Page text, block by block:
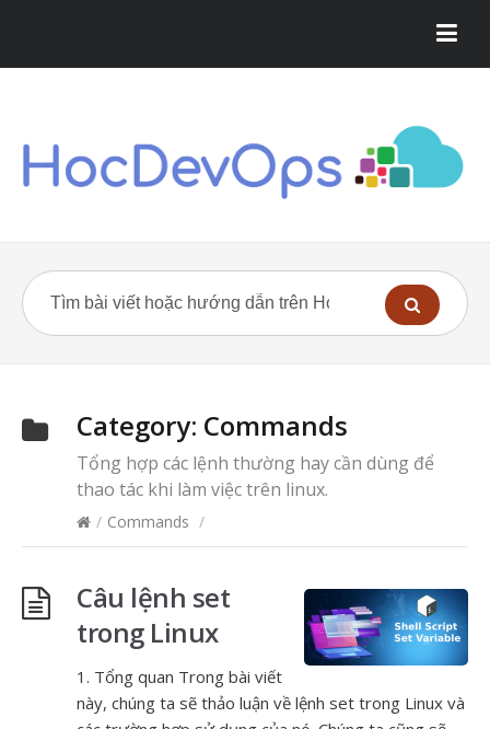
Category: Commands
Tổng hợp các lệnh thường hay cần dùng để
thao tác khi làm việc trên linux.
/ Commands /
Câu lệnh set
trong Linux
1. Tổng quan Trong bài viết
này, chúng ta sẽ thảo luận về lệnh set trong Linux và